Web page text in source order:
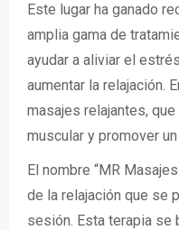
Este lugar ha ganado
amplia gama de
ayudar a aliviar el
aumentar la relajación.
masajes relajantes,
muscular y promover
El nombre “MR
de la relajación que se
sesión. Esta terapia se